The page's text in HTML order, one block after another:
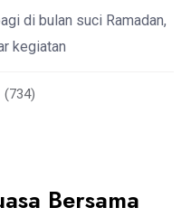
di bulan suci Ramadan,
kegiatan
(734)
Bersama